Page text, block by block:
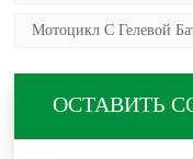
Мотоцикл С Гелевой
ОСТАВИТЬ